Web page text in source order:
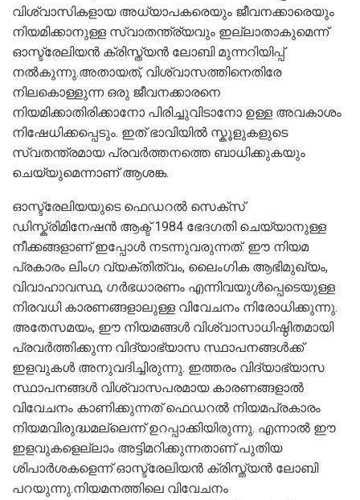
വിശ്വാസികളായ അധ്യാപകരെയും ജീവനക്കാരെയും
നിയമിക്കാനുള്ള സ്വാതന്ത്ര്യവും ഇല്ലാതാകുമെന്ന്
ഓസ്ട്രേലിയൻ ക്രിസ്ത്യൻ ലോബി മുന്നറിയിപ്പ്
നൽകുന്നു.അതായത്, വിശ്വാസത്തിനെതിരേ
നിലകൊള്ളുന്ന ഒരു ജീവനക്കാരനെ
നിയമിക്കാതിരിക്കാനോ പിരിച്ചുവിടാനോ ഉള്ള അവകാശം
നിഷേധിക്കപ്പെടും. ഇത് ഭാവിയിൽ സ്കൂളുകളുടെ
സ്വതന്ത്രമായ പ്രവർത്തനത്തെ ബാധിക്കുകയും
ചെയ്യുമെന്നാണ് ആശങ്ക.
ഓസ്ട്രേലിയയുടെ ഫെഡറൽ സെക്സ്
ഡിസ്ക്രിമിനേഷൻ ആക്ട് 1984 ഭേദഗതി ചെയ്യാനുള്ള
നീക്കങ്ങളാണ് ഇപ്പോൾ നടന്നുവരുന്നത്. ഈ നിയമ
പ്രകാരം ലിംഗ വ്യക്തിത്വം, ലൈംഗിക ആഭിമുഖ്യം,
വിവാഹാവസ്ഥ, ഗർഭധാരണം എന്നിവയുൾപ്പെടെയുള്ള
നിരവധി കാരണങ്ങളാലുള്ള വിവേചനം നിരോധിക്കുന്നു.
അതേസമയം, ഈ നിയമങ്ങൾ വിശ്വാസാധിഷ്ഠിതമായി
പ്രവർത്തിക്കുന്ന വിദ്യാഭ്യാസ സ്ഥാപനങ്ങൾക്ക്
ഇളവുകൾ അനുവദിച്ചിരുന്നു. ഇത്തരം വിദ്യാഭ്യാസ
സ്ഥാപനങ്ങൾ വിശ്വാസപരമായ കാരണങ്ങളാൽ
വിവേചനം കാണിക്കുന്നത് ഫെഡറൽ നിയമപ്രകാരം
നിയമവിരുദ്ധമല്ലെന്ന് ഉറപ്പാക്കിയിരുന്നു. എന്നാൽ ഈ
ഇളവുകളെല്ലാം അട്ടിമറിക്കുന്നതാണ് പുതിയ
ശിപാർശകളെന്ന് ഓസ്ട്രേലിയൻ ക്രിസ്ത്യൻ ലോബി
പറയുന്നു.നിയമനത്തിലെ വിവേചനം